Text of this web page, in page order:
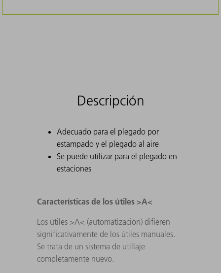
Descripción
Adecuado para el plegado por
estampado y el plegado al aire
Se puede utilizar para el plegado en
estaciones
Características de los útiles >A<
Los útiles >A< (automatización) difieren
significativamente de los útiles manuales.
Se trata de un sistema de utillaje
completamente nuevo.